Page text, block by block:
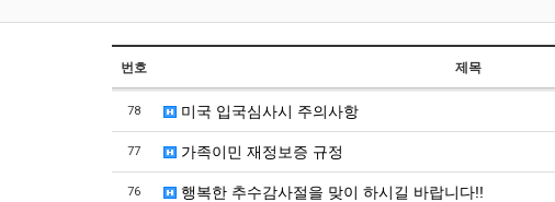
번호 제목
78 미국 입국심사시 주의사항
77 가족이민 재정보증 규정
76 행복한 추수감사절을 맞이 하시길 바랍니다!!